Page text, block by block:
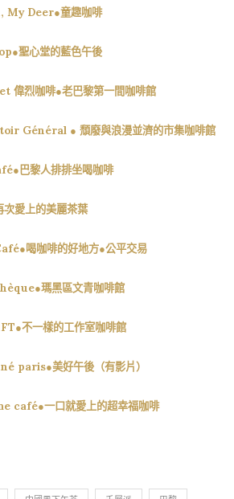
My Deer●童趣咖啡
聖心堂的藍色午後
偉烈咖啡●老巴黎第一間咖啡館
Général ● 頹廢與浪漫並濟的市集咖啡館
巴黎人排排坐喝咖啡
愛上的美麗茶葉
喝咖啡的好地方●公平交易
瑪黑區文青咖啡館
不一樣的工作室咖啡館
paris●美好午後（有影片）
café●一口就愛上的超幸福咖啡